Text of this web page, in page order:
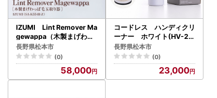
IZUMI Lint Remover Ma
gewappa（木製まげわっ
ぱ毛玉取り器）（ SA-K5
54R-Z）
長野県松本市
(0)
58,000
コードレス ハンディクリ
ーナー ホワイト(HV-22
WFW2) 掃除機
長野県松本市
(0)
23,000